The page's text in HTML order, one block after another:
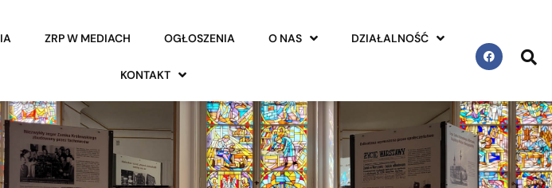
ZRP W MEDIACH OGŁOSZENIA O NAS DZIAŁALNOŚĆ
KONTAKT